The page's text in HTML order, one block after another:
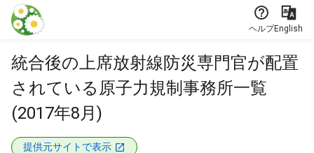
本文に飛ぶ
ヘルプEnglish
統合後の上席放射線防災専門官が配置
されている原子力規制事務所一覧
(2017年8月)
提供元サイトで表示